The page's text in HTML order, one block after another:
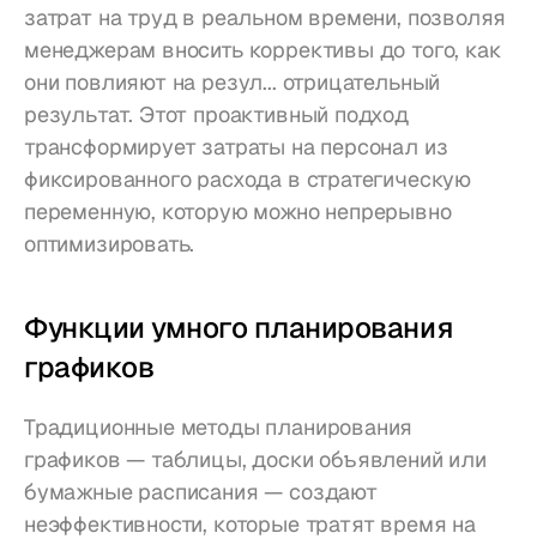
затрат на труд в реальном времени, позволяя
менеджерам вносить коррективы до того, как
они повлияют на резул... отрицательный
результат. Этот проактивный подход
трансформирует затраты на персонал из
фиксированного расхода в стратегическую
переменную, которую можно непрерывно
оптимизировать.
Функции умного планирования
графиков
Традиционные методы планирования
графиков — таблицы, доски объявлений или
бумажные расписания — создают
неэффективности, которые тратят время на